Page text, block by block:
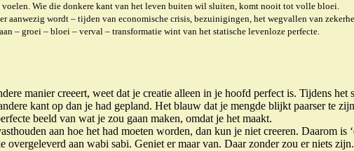
Wie die donkere kant van het leven buiten wil sluiten, komt nooit tot volle bloei.
aanwezig wordt – tijden van economische crisis, bezuinigingen, het wegvallen van
– groei – bloei – verval – transformatie wint van het statische levenloze perfecte.
manier creeert, weet dat je creatie alleen in je hoofd perfect is. Tijdens
kant op dan je had gepland. Het blauw dat je mengde blijkt paarser te
beeld van wat je zou gaan maken, omdat je het maakt.
aan hoe het had moeten worden, dan kun je niet creeren. Daarom is
overgeleverd aan wabi sabi. Geniet er maar van. Daar zonder zou er niets